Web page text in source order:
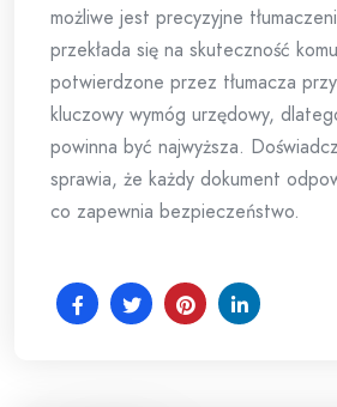
możliwe jest precyzyjne
przekłada się na skuteczność
potwierdzone przez tłumacza
kluczowy wymóg urzędowy,
powinna być najwyższa.
sprawia, że każdy dokument
co zapewnia bezpieczeństwo.